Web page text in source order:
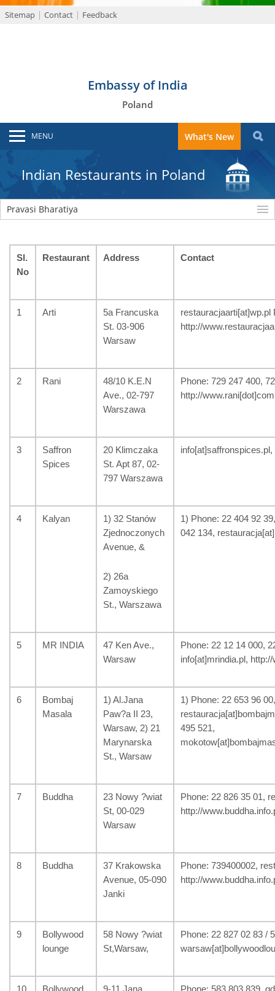
Sitemap Contact Feedback
Embassy of India
Poland
MENU What's New
Indian Restaurants in Poland
Pravasi Bharatiya
Sl.
No
Restaurant Address Contact
1 Arti
5a Francuska
St. 03-906
Warsaw
restauracjaarti[at]wp.pl
http://
2 Rani
48/10 K.E.N
Ave., 02-797
Warszawa
Phone: 729 247 400,
http://
3
Saffron
Spices
20 Klimczaka
St. Apt 87, 02-
797 Warszawa
4 Kalyan
1) 32 Stanów
Zjednoczonych
Avenue, &
2) 26a
Zamoyskiego
St., Warszawa
1) Phone: 22 404 92
042 134,
5 MR INDIA
47 Ken Ave.,
Warsaw
Phone: 22 12 14 000,
info[at]mrindia.pl,
6
Bombaj
Masala
1) Al.Jana
Paw?a II 23,
Warsaw, 2) 21
Marynarska
St., Warsaw
1) Phone: 22 653 96
495 521,
7 Buddha
23 Nowy ?wiat
St, 00-029
Warsaw
Phone: 22 826 35 01,
http://
8 Buddha
37 Krakowska
Avenue, 05-090
Janki
Phone: 739400002,
http://
9
Bollywood
lounge
58 Nowy ?wiat
St,Warsaw,
Phone: 22 827 02 83 /
10
Bollywood
9-11 Jana
Phone: 583 803 839,